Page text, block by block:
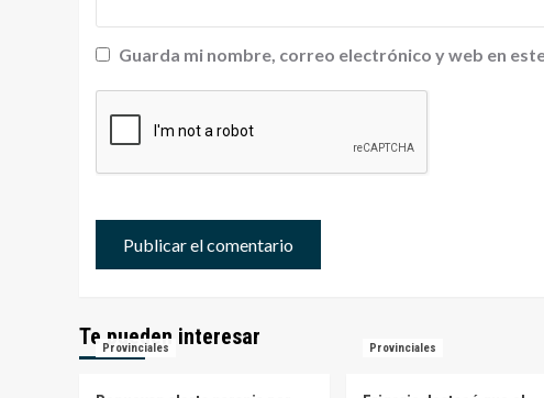
Guarda mi nombre, correo electrónico y web en
Te pueden interesar
Provinciales Provinciales